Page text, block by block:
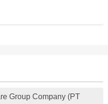
Group Company (PT